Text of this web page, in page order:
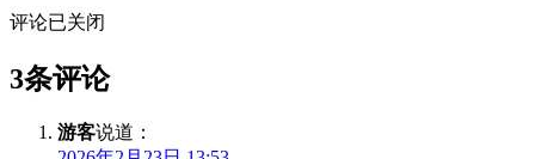
评论已关闭
3条评论
游客说道：